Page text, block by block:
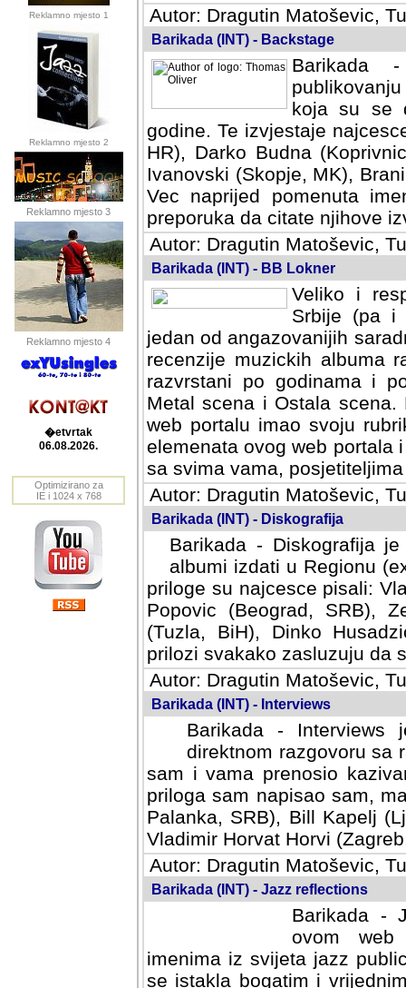
Reklamno mjesto 1
Reklamno mjesto 2
Reklamno mjesto 3
Reklamno mjesto 4
�etvrtak
06.08.2026.
Optimizirano za
IE i 1024 x 768
Autor: Dragutin Matoševic,
Barikada (INT) - Backstage
Barikada
koja su se
godine. Te izvjestaje
HR), Darko Budna
Ivanovski (Skopje, MK),
Vec naprijed pomenuta
preporuka da citate njihove
Autor: Dragutin Matoševic,
Barikada (INT) - BB Lokner
Veliko i
Srbije (pa i
jedan od angazovanijih
recenzije muzickih albuma
razvrstani po godinama i po
scena i Ostala scena.
portalu imao svoju
elemenata ovog web portala
sa svima vama,
Autor: Dragutin Matoševic,
Barikada (INT) - Diskografija
Barikada - Diskografija
albumi izdati u Regionu
priloge su najcesce pisali:
Popovic (Beograd, SRB),
(Tuzla, BiH), Dinko
prilozi svakako zasluzuju da
Autor: Dragutin Matoševic,
Barikada (INT) - Interviews
Barikada -
direktnom razgovoru sa
sam i vama prenosio
priloga sam napisao sam,
Palanka, SRB), Bill Kapelj
Vladimir Horvat Horvi
Autor: Dragutin Matoševic,
Barikada (INT) - Jazz reflections
Barikada -
ovom web
imenima iz svijeta jazz
se istakla bogatim i